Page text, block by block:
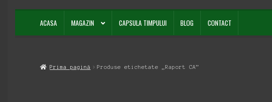
ACASA MAGAZIN CAPSULA TIMPULUI BLOG CONTACT
Prima pagină Produse etichetate „Raport CA”